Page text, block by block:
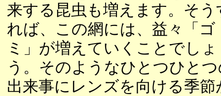
来する昆虫も増えます。そう
れば、この網には、益々「ゴ
ミ」が増えていくことでしょ
う。そのようなひとつひと
出来事にレンズを向ける季節